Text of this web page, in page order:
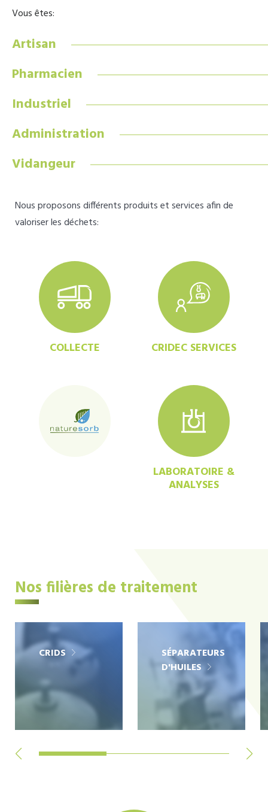
Vous êtes:
Artisan
Pharmacien
Industriel
Administration
Vidangeur
Nous proposons différents produits et services afin de
valoriser les déchets:
COLLECTE CRIDEC SERVICES
LABORATOIRE &
ANALYSES
Nos filières de traitement
CRIDS
SÉPARATEURS
D'HUILES